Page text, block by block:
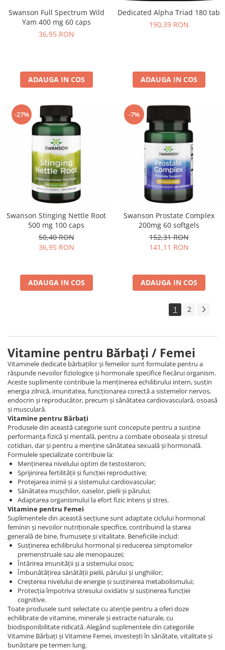
Swanson Full Spectrum Wild
Yam 400 mg 60 caps
36,95 RON
ADAUGA IN COS
Dedicated Alpha Triad 180 tab
190,39 RON
ADAUGA IN COS
-27%
Swanson Stinging Nettle Root
500 mg 100 caps
50,40 RON
36,95 RON
ADAUGA IN COS
-7%
Swanson Prostate Complex
200mg 60 softgels
152,31 RON
141,11 RON
ADAUGA IN COS
1 2
Vitamine pentru Bărbați / Femei
Vitaminele dedicate bărbaților și femeilor sunt formulate pentru a
răspunde nevoilor fiziologice și hormonale specifice fiecărui organism.
Aceste suplimente contribuie la menținerea echilibrului intern, susțin
energia zilnică, imunitatea, funcționarea corectă a sistemelor nervos,
endocrin și reproducător, precum și sănătatea cardiovasculară, osoasă
și musculară.
Vitamine pentru Bărbați
Produsele din această categorie sunt concepute pentru a susține
performanța fizică și mentală, pentru a combate oboseala și stresul
cotidian, dar și pentru a menține sănătatea sexuală și hormonală.
Formulele specializate contribuie la:
Menținerea nivelului optim de testosteron;
Sprijinirea fertilității și funcției reproductive;
Protejarea inimii și a sistemului cardiovascular;
Sănătatea mușchilor, oaselor, pielii și părului;
Adaptarea organismului la efort fizic intens și stres.
Vitamine pentru Femei
Suplimentele din această secțiune sunt adaptate ciclului hormonal
feminin și nevoilor nutriționale specifice, contribuind la starea
generală de bine, frumusețe și vitalitate. Beneficiile includ:
Susținerea echilibrului hormonal și reducerea simptomelor
premenstruale sau ale menopauzei;
Întărirea imunității și a sistemului osos;
Îmbunătățirea sănătății pielii, părului și unghiilor;
Creșterea nivelului de energie și susținerea metabolismului;
Protecția împotriva stresului oxidativ și susținerea funcției
cognitive.
Toate produsele sunt selectate cu atenție pentru a oferi doze
echilibrate de vitamine, minerale și extracte naturale, cu
biodisponibilitate ridicată. Alegând suplimentele din categoriile
Vitamine Bărbați și Vitamine Femei, investești în sănătate, vitalitate și
bunăstare pe termen lung.